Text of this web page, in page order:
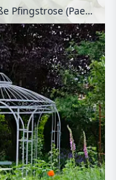
Bartiris (Iris barbata elatior) und Weiße Pfingstrose (Paeonia lactiflora)